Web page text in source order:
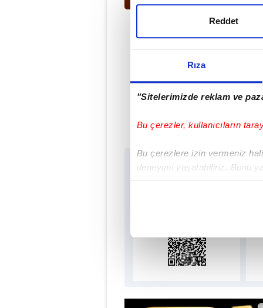
Rıza
"Sitelerimizde reklam ve
Bu çerezler, kullanıcıların
Bu çerezlere izin vermeniz
deneyimi yaşatabiliriz. Bunu
içerikleri sunabilmek adına
Sizlere daha iyi bir hizmet
çerezler vasıtasıyla çeşitli
Reddet
Sabah.com.tr
Uygulamalara Özel